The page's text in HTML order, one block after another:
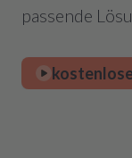
passende